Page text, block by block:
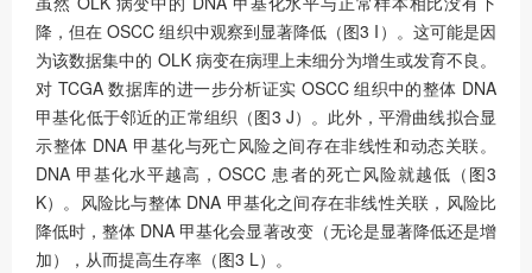
降，但在 OSCC 组织中观察到显著降低（图3 I）。这可能是因
为该数据集中的 OLK 病变在病理上未细分为增生或发育不良。
对 TCGA 数据库的进一步分析证实 OSCC 组织中的整体 DNA
甲基化低于邻近的正常组织（图3 J）。此外，平滑曲线拟合显
示整体 DNA 甲基化与死亡风险之间存在非线性和动态关联。
DNA 甲基化水平越高，OSCC 患者的死亡风险就越低（图3
K）。风险比与整体 DNA 甲基化之间存在非线性关联，风险比
降低时，整体 DNA 甲基化会显著改变（无论是显著降低还是增
加），从而提高生存率（图3 L）。